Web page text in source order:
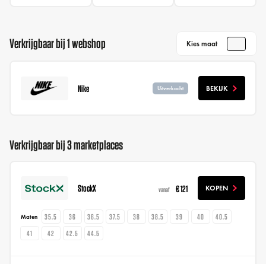
Verkrijgbaar bij 1 webshop Kies maat
Nike Uitverkocht BEKIJK
Verkrijgbaar bij 3 marketplaces
StockX vanaf € 121 KOPEN
Maten 35.5 36 36.5 37.5 38 38.5 39 40
40.5
41
42 42.5 44.5